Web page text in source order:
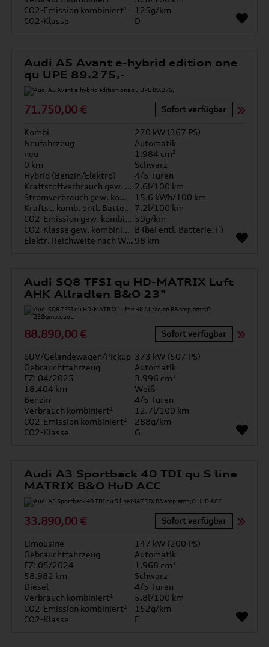
CO2-Emission kombiniert¹
125g/km
CO2-Klasse
D
Audi A5 Avant e-hybrid edition one
qu UPE 89.275,-
71.750,00 € Sofort verfügbar
Kombi
270 kW (367 PS)
Neufahrzeug
Automatik
neu
1.984 cm³
0 km
Schwarz
Hybrid (Benzin/Elektro)
4/5 Türen
Kraftstoffverbrauch gew. kombiniert 2.6l/100 km
Stromverbrauch gew. kombiniert
15.6 kWh/100 km
Kraftst. komb. entl. Batterie 7.2l/100 km
CO2-Emission gew. kombiniert 59g/km
CO2-Klasse gew. kombiniert B (bei entl. Batterie: F)
Elektr. Reichweite nach WLTP* 98 km
Audi SQ8 TFSI qu HD-MATRIX Luft
AHK Allradlen B&O 23"
88.890,00 € Sofort verfügbar
SUV/Geländewagen/Pickup 373 kW (507 PS)
Gebrauchtfahrzeug
Automatik
EZ: 04/2025
3.996 cm³
18.404 km
Weiß
Benzin
4/5 Türen
Verbrauch kombiniert¹
12.7l/100 km
CO2-Emission kombiniert¹
288g/km
CO2-Klasse
G
Audi A3 Sportback 40 TDI qu S line
MATRIX B&O HuD ACC
33.890,00 € Sofort verfügbar
Limousine
147 kW (200 PS)
Gebrauchtfahrzeug
Automatik
EZ: 05/2024
1.968 cm³
58.982 km
Schwarz
Diesel
4/5 Türen
Verbrauch kombiniert¹
5.8l/100 km
CO2-Emission kombiniert¹
152g/km
CO2-Klasse
E